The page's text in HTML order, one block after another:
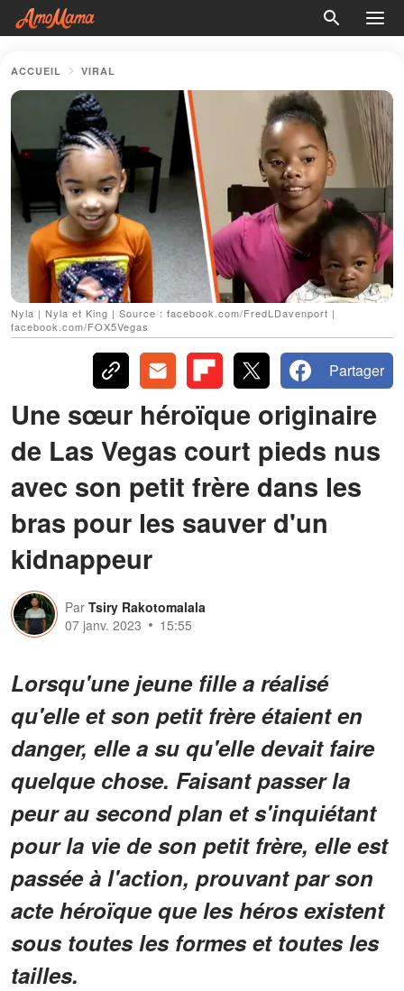
ACCUEIL VIRAL
Nyla | Nyla et King | Source : facebook.com/FredLDavenport |
facebook.com/FOX5Vegas
Partager
Une sœur héroïque originaire
de Las Vegas court pieds nus
avec son petit frère dans les
bras pour les sauver d'un
kidnappeur
Par Tsiry Rakotomalala
07 janv. 2023
15:55
Lorsqu'une jeune fille a réalisé
qu'elle et son petit frère étaient en
danger, elle a su qu'elle devait faire
quelque chose. Faisant passer la
peur au second plan et s'inquiétant
pour la vie de son petit frère, elle est
passée à l'action, prouvant par son
acte héroïque que les héros existent
sous toutes les formes et toutes les
tailles.